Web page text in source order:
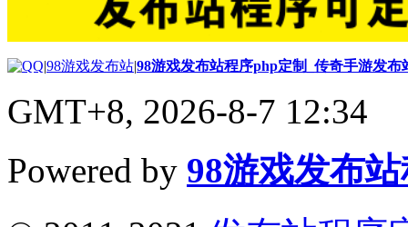
|98游戏发布站|98游戏发布站程序php定制_传奇手游发
GMT+8, 2026-8-7 12:34
Powered by 98游戏发布